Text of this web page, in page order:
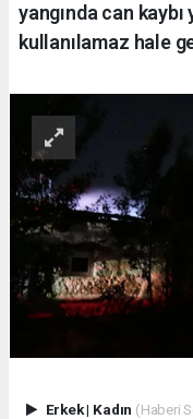
yangında can
kullanılamaz hale
Erkek| Kadın (Haberi